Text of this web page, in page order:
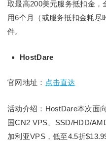
取最高200美元服务抵扣金
用6个月（或服务抵扣金耗尽
件。
HostDare
官网地址： 点击直达
活动介绍：HostDare本次面
国CN2 VPS、SSD/HDD/
加利亚VPS，低至4.5折